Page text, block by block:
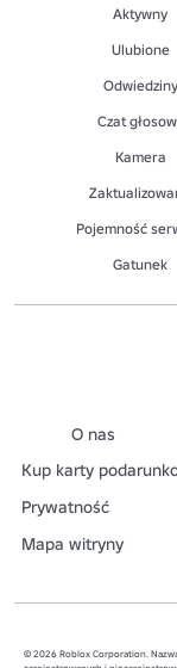
Aktywny
Ulubione
Odwiedziny
Czat
Kamera
Pojemność
Gatunek
O nas
Kup karty
Prywatność
Mapa witryny
© 2026 Roblox Corporation.